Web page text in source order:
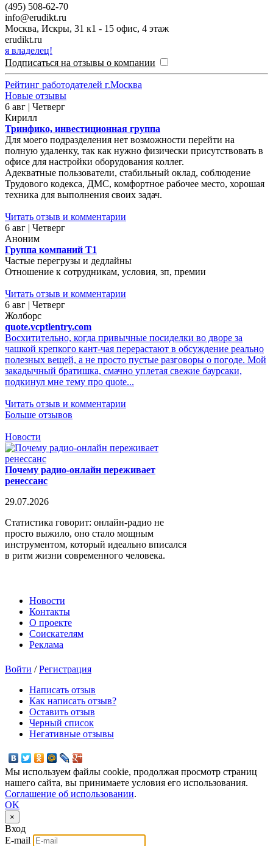
(495) 508-62-70
info@erudikt.ru
Москва, Искры, 31 к1 - 15 офис, 4 этаж
erudikt.ru
я владелец!
Подписаться на отзывы о компании
Рейтинг работодателей г.Москва
Новые отзывы
6 авг | Четверг
Кирилл
Тринфико, инвестиционная группа
Для моего подразделения нет возможности перейти на
полную удаленку, так как нужно физически присутствовать в
офисе для настройки оборудования коллег.
Адекватные пользователи, стабильный оклад, соблюдение
Трудового кодекса, ДМС, комфортное рабочее место, хорошая
техника для выполнения своих задач.
Читать отзыв и комментарии
6 авг | Четверг
Аноним
Группа компаний Т1
Частые перегрузы и дедлайны
Отношение к сотрудникам, условия, зп, премии
Читать отзыв и комментарии
6 авг | Четверг
Жолборс
quote.vcptlentry.com
Восхитительно, когда привычные посиделки во дворе за
чашкой крепкого кант-чая перерастают в обсуждение реально
полезных вещей, а не просто пустые разговоры о погоде. Мой
закадычный братишка, смачно уплетая свежие баурсаки,
подкинул мне тему про quote...
Читать отзыв и комментарии
Больше отзывов
Новости
Почему радио-онлайн переживает
ренессанс
29.07.2026
Статистика говорит: онлайн-радио не
просто выжило, оно стало мощным
инструментом, который идеально вписался
в ритм жизни современного человека.
Новости
Контакты
О проекте
Соискателям
Реклама
Войти /Регистрация
Написать отзыв
Как написать отзыв?
Оставить отзыв
Черный список
Негативные отзывы
Мы используем файлы cookie, продолжая просмотр страниц
нашего сайта, вы принимаете условия его использования.
Соглашение об использовании.
OK
×
Вход
E-mail